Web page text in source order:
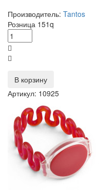
Производитель: Tantos
Розница 151q
В корзину
Артикул: 10925